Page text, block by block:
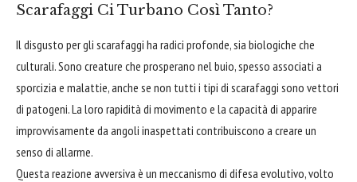
Scarafaggi Ci Turbano Così Tanto?
Il disgusto per gli scarafaggi ha radici profonde, sia biologiche che
culturali. Sono creature che prosperano nel buio, spesso associati a
sporcizia e malattie, anche se non tutti i tipi di scarafaggi sono vettori
di patogeni. La loro rapidità di movimento e la capacità di apparire
improvvisamente da angoli inaspettati contribuiscono a creare un
senso di allarme.
Questa reazione avversiva è un meccanismo di difesa evolutivo, volto